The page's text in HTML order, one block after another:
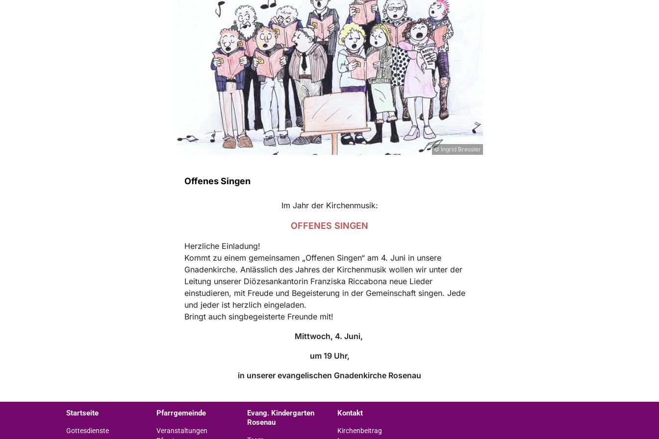
© Ingrid Bressler
Offenes Singen
Im Jahr der Kirchenmusik:
OFFENES SINGEN
Herzliche Einladung!
Kommt zu einem gemeinsamen „Offenen Singen“ am 4. Juni in unsere
Gnadenkirche. Anlässlich des Jahres der Kirchenmusik wollen wir unter der
Leitung unserer Diözesankantorin Franziska Riccabona neue Lieder
einstudieren, mit Freude und Begeisterung in der Gemeinschaft singen. Jede
und jeder ist herzlich eingeladen.
Bringt auch singbegeisterte Freunde mit!
Mittwoch, 4. Juni,
um 19 Uhr,
in unserer evangelischen Gnadenkirche Rosenau
Startseite
Gottesdienste
Pfarrgemeinde
Veranstaltungen
Evang. Kindergarten
Rosenau
Kontakt
Kirchenbeitrag